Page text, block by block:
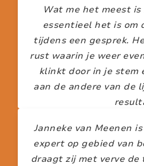
Wat me het meest
essentieel het is om
tijdens een gesprek.
rust waarin je weer
klinkt door in je stem
aan de andere van de
Janneke van Meenen
expert op gebied van
draagt zij met verve